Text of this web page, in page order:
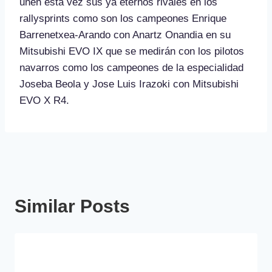
rallysprints como son los campeones Enrique
Barrenetxea-Arando con Anartz Onandia en su
Mitsubishi EVO IX que se medirán con los pilotos
navarros como los campeones de la especialidad
Joseba Beola y Jose Luis Irazoki con Mitsubishi
EVO X R4.
Similar Posts